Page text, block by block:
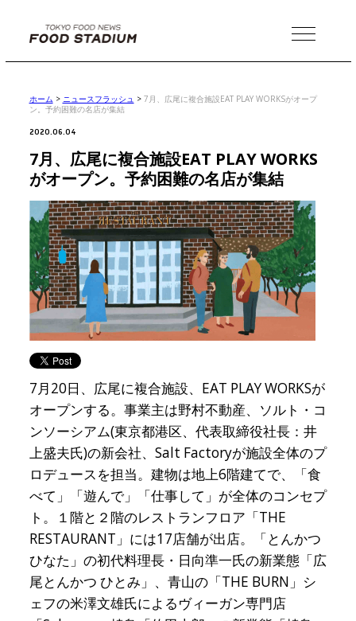
MENU
ホーム > ニュースフラッシュ > 7月、広尾に複合施設EAT PLAY WORKSがオープ
ン。予約困難の名店が集結
2020.06.04
7月、広尾に複合施設EAT PLAY WORKS
がオープン。予約困難の名店が集結
7月20日、広尾に複合施設、EAT PLAY WORKSが
オープンする。事業主は野村不動産、ソルト・コ
ンソーシアム(東京都港区、代表取締役社長：井
上盛夫氏)の新会社、Salt Factoryが施設全体のプ
ロデュースを担当。建物は地上6階建てで、「食
べて」「遊んで」「仕事して」が全体のコンセプ
ト。１階と２階のレストランフロア「THE
RESTAURANT」には17店舗が出店。「とんかつ
ひなた」の初代料理長・日向準一氏の新業態「広
尾とんかつ ひとみ」、青山の「THE BURN」シ
ェフの米澤文雄氏によるヴィーガン専門店